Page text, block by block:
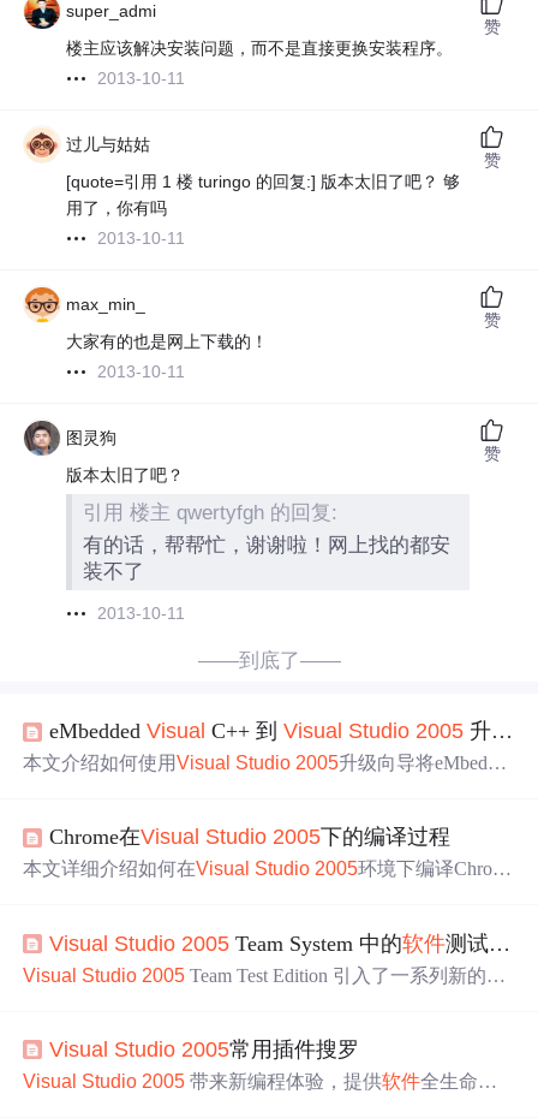
super_admi
楼主应该解决安装问题，而不是直接更换安装程序。
2013-10-11
赞
过儿与姑姑
[quote=引用 1 楼 turingo 的回复:] 版本太旧了吧？ 够
用了，你有吗
2013-10-11
赞
max_min_
大家有的也是网上下载的！
2013-10-11
赞
图灵狗
版本太旧了吧？
引用 楼主 qwertyfgh 的回复:
有的话，帮帮忙，谢谢啦！网上找的都安
装不了
2013-10-11
赞
——到底了——
eMbeddedVisual C++ 到Visual Studio 2005 升级向导
本文介绍如何使用Visual Studio 2005升级向导将eMbedde
射及兼容性问题。
Chrome在Visual Studio 2005下的编译过程
本文详细介绍如何在Visual Studio 2005环境下编译Chrom
Visual Studio 2005 Team System 中的软件测试工具
Visual Studio 2005 Team Test Edition 引入了一系列新的测
al StudioIDE 创建和运行测试，通过 Test Explorer 和 Test
Results 等窗口进行管理和监控。
Visual Studio 2005常用插件搜罗
Visual Studio 2005 带来新编程体验，提供软件全生命周